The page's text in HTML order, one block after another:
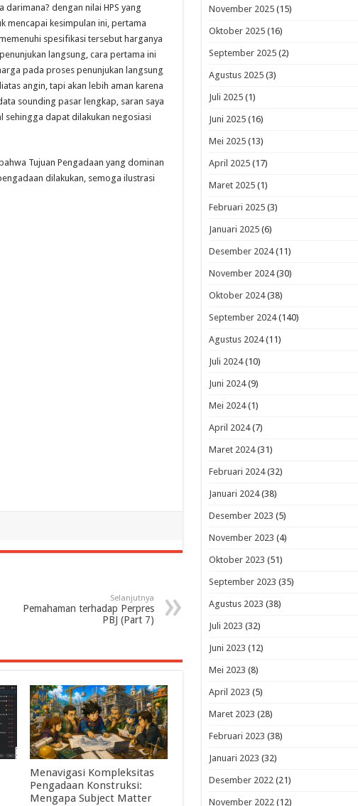
dengan nilai HPS yang
mencapai kesimpulan ini, pertama
spesifikasi tersebut harganya
langsung, cara pertama ini
pada proses penunjukan langsung
angin, tapi akan lebih aman karena
sounding pasar lengkap, saran saya
sehingga dapat dilakukan negosiasi
Tujuan Pengadaan yang dominan
dilakukan, semoga ilustrasi
Selanjutnya
Pemahaman terhadap Perpres
PBJ (Part 7)
Menavigasi Kompleksitas
Pengadaan Konstruksi:
Mengapa Subject Matter
November 2025(15)
Oktober 2025(16)
September 2025(2)
Agustus 2025(3)
Juli 2025(1)
Juni 2025(16)
Mei 2025(13)
April 2025(17)
Maret 2025(1)
Februari 2025(3)
Januari 2025(6)
Desember 2024(11)
November 2024(30)
Oktober 2024(38)
September 2024(140)
Agustus 2024(11)
Juli 2024(10)
Juni 2024(9)
Mei 2024(1)
April 2024(7)
Maret 2024(31)
Februari 2024(32)
Januari 2024(38)
Desember 2023 (5)
November 2023 (4)
Oktober 2023 (51)
September 2023 (35)
Agustus 2023 (38)
Juli 2023 (32)
Juni 2023 (12)
Mei 2023 (8)
April 2023 (5)
Maret 2023 (28)
Februari 2023 (38)
Januari 2023 (32)
Desember 2022(21)
November 2022(12)